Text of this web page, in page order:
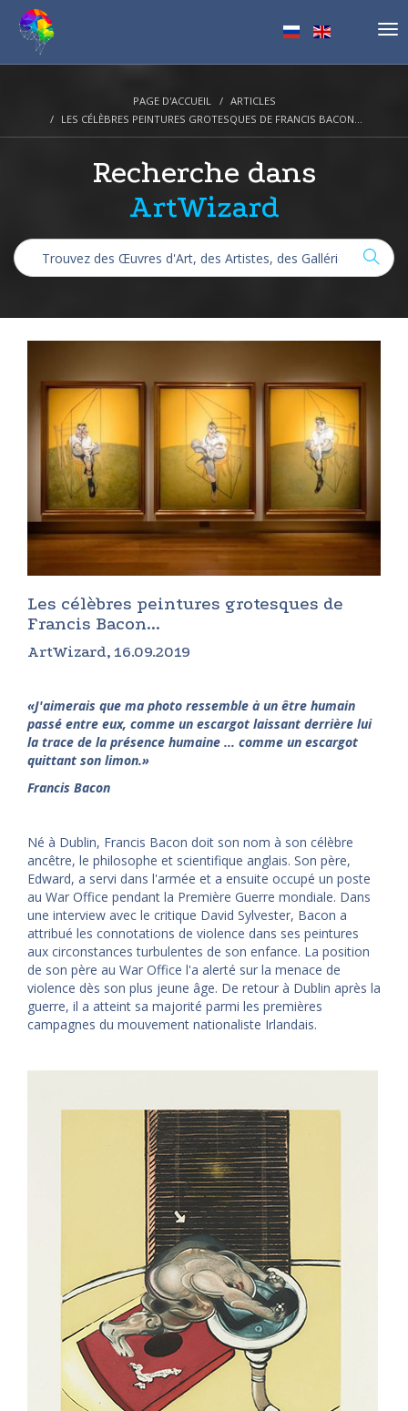
PAGE D'ACCUEIL
ARTICLES
LES CÉLÈBRES PEINTURES GROTESQUES DE FRANCIS BACON...
Recherche dans
ArtWizard
Les célèbres peintures grotesques de
Francis Bacon...
ArtWizard, 16.09.2019
«J'aimerais que ma photo ressemble à un être humain
passé entre eux, comme un escargot laissant derrière lui
la trace de la présence humaine ... comme un escargot
quittant son limon.»
Francis Bacon
Né à Dublin, Francis Bacon doit son nom à son célèbre
ancêtre, le philosophe et scientifique anglais. Son père,
Edward, a servi dans l'armée et a ensuite occupé un poste
au War Office pendant la Première Guerre mondiale. Dans
une interview avec le critique David Sylvester, Bacon a
attribué les connotations de violence dans ses peintures
aux circonstances turbulentes de son enfance. La position
de son père au War Office l'a alerté sur la menace de
violence dès son plus jeune âge. De retour à Dublin après la
guerre, il a atteint sa majorité parmi les premières
campagnes du mouvement nationaliste Irlandais.